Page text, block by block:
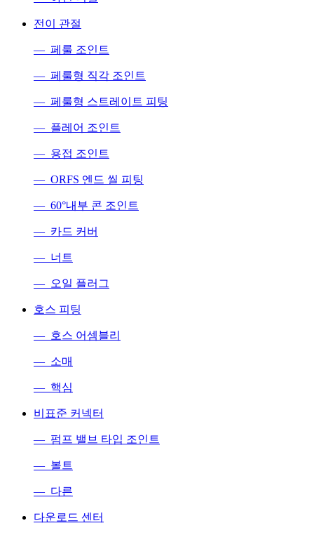
전이 관절
— 페룰 조인트
— 페룰형 직각 조인트
— 페룰형 스트레이트 피팅
— 플레어 조인트
— 용접 조인트
— ORFS 엔드 씰 피팅
— 60°내부 콘 조인트
— 카드 커버
— 너트
— 오일 플러그
호스 피팅
— 호스 어셈블리
— 소매
— 핵심
비표준 커넥터
— 펌프 밸브 타입 조인트
— 볼트
— 다른
다운로드 센터